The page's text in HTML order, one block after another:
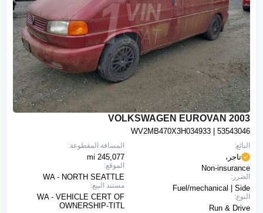
2003 VOLKSWAGEN EUROVAN
WV2MB470X3H034933 | 53543046
المسافة المقطوعة:
245,077 mi
الموقع:
WA - NORTH SEATTLE
مستند البيع:
WA - VEHICLE CERT OF
OWNERSHIP-TITL
البائع:
تاجر،
Non-insurance
الضرر:
Fuel/mechanical | Side
النوع:
Run & Drive